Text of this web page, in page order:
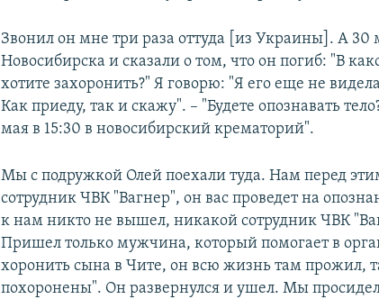
Звонил он мне три раза оттуда [из Украины]. А 30
Новосибирска и сказали о том, что он погиб: "В
хотите захоронить?" Я говорю: "Я его еще не
Как приеду, так и скажу". – "Будете опознавать
мая в 15:30 в новосибирский крематорий".
Мы с подружкой Олей поехали туда. Нам перед
сотрудник ЧВК "Вагнер", он вас проведет на
к нам никто не вышел, никакой сотрудник ЧВК
Пришел только мужчина, который помогает в
хоронить сына в Чите, он всю жизнь там прожил,
похоронены". Он развернулся и ушел. Мы